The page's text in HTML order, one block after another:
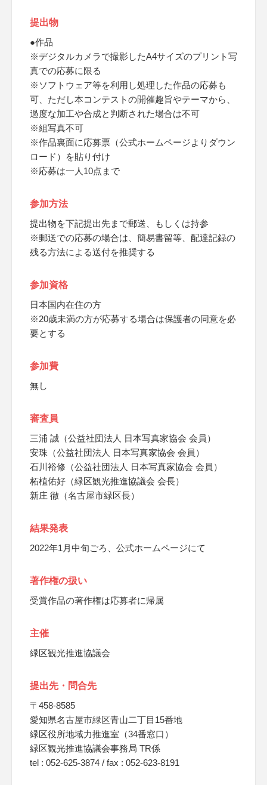
提出物
●作品
※デジタルカメラで撮影したA4サイズのプリント写
真での応募に限る
※ソフトウェア等を利用し処理した作品の応募も
可、ただし本コンテストの開催趣旨やテーマから、
過度な加工や合成と判断された場合は不可
※組写真不可
※作品裏面に応募票（公式ホームページよりダウン
ロード）を貼り付け
※応募は一人10点まで
参加方法
提出物を下記提出先まで郵送、もしくは持参
※郵送での応募の場合は、簡易書留等、配達記録の
残る方法による送付を推奨する
参加資格
日本国内在住の方
※20歳未満の方が応募する場合は保護者の同意を必
要とする
参加費
無し
審査員
三浦 誠（公益社団法人 日本写真家協会 会員）
安珠（公益社団法人 日本写真家協会 会員）
石川裕修（公益社団法人 日本写真家協会 会員）
柘植佑好（緑区観光推進協議会 会長）
新庄 徹（名古屋市緑区長）
結果発表
2022年1月中旬ごろ、公式ホームページにて
著作権の扱い
受賞作品の著作権は応募者に帰属
主催
緑区観光推進協議会
提出先・問合先
〒458-8585
愛知県名古屋市緑区青山二丁目15番地
緑区役所地域力推進室（34番窓口）
緑区観光推進協議会事務局 TR係
tel : 052-625-3874 / fax : 052-623-8191